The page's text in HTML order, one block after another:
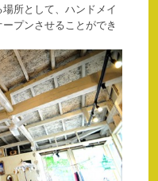
所として、ハンドメイ
プンさせることができ